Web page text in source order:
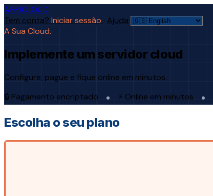
AFRICLOUD
Tem conta? Iniciar sessão · Ajuda
A Sua Cloud.
Implemente um servidor cloud
Configure, pague e fique online em minutos.
🔒 Pagamento encriptado
⚡ Online em minutos
Escolha o seu plano